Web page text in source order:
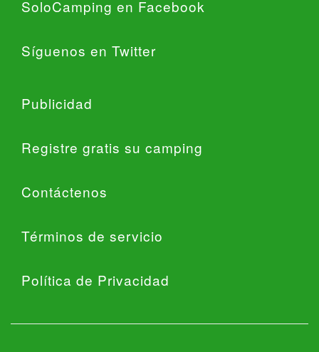
SoloCamping en Facebook
Síguenos en Twitter
Publicidad
Registre gratis su camping
Contáctenos
Términos de servicio
Política de Privacidad